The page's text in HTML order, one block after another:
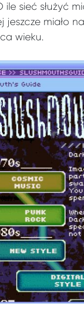
sieć służyć
jeszcze miało
wieku.